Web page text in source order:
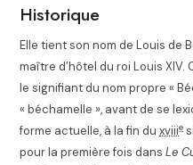
Historique
Elle tient son nom de Louis de
maître d’hôtel du roi Louis
le signifiant du nom propre «
« béchamelle », avant de se
forme actuelle, à la fin duxviiie
pour la première fois dansLe